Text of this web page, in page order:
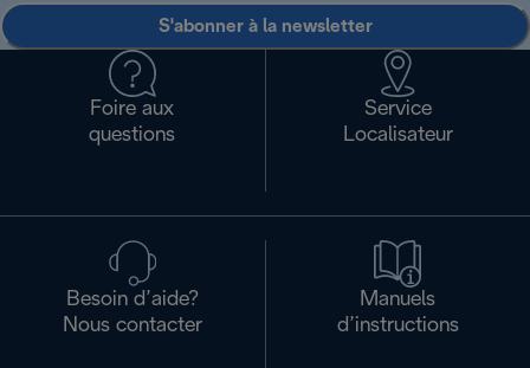
S'abonner à la newsletter
Foire aux
questions
Service
Localisateur
Besoin d’aide?
Nous contacter
Manuels
d’instructions